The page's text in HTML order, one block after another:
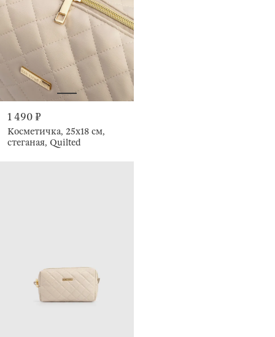
1 490 ₽
Косметичка, 25х18 см,
стеганая, Quilted